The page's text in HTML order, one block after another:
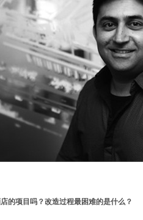
的项目吗？改造过程最困难的是什么？